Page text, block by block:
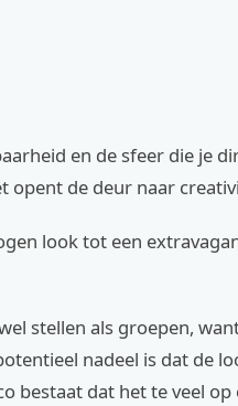
en de sfeer die je
opent de deur naar
look tot een
stellen als groepen,
nadeel is dat de
bestaat dat het te veel op